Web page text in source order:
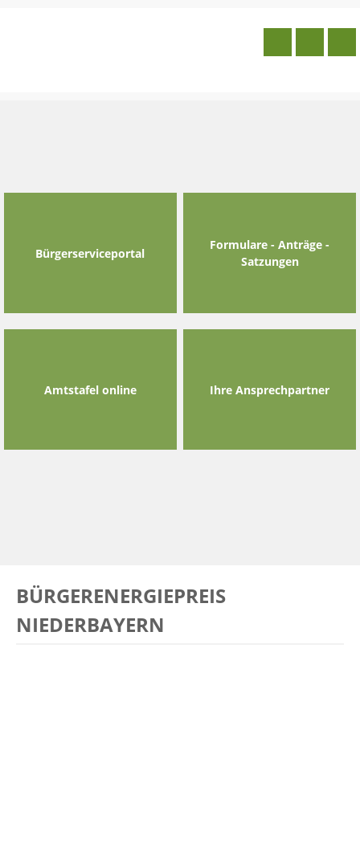
Bürgerserviceportal
Formulare - Anträge -
Satzungen
Amtstafel online Ihre Ansprechpartner
BÜRGERENERGIEPREIS
NIEDERBAYERN